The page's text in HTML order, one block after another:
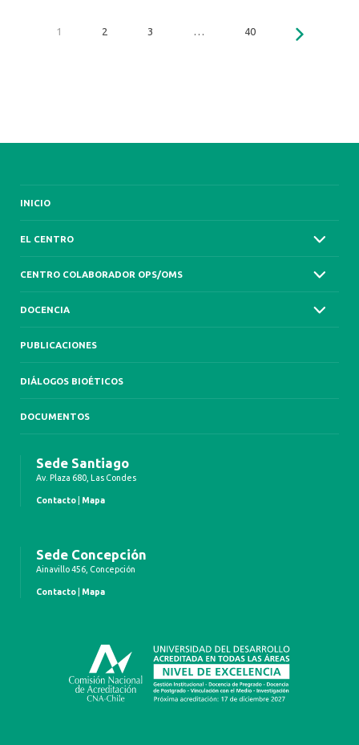
1 2 3 … 40
INICIO
EL CENTRO
CENTRO COLABORADOR OPS/OMS
DOCENCIA
PUBLICACIONES
DIÁLOGOS BIOÉTICOS
DOCUMENTOS
Sede Santiago
Av. Plaza 680, Las Condes
Contacto Mapa
Sede Concepción
Ainavillo 456, Concepción
Contacto Mapa